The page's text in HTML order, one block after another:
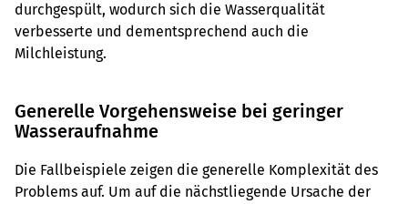
durchgespült, wodurch sich die Wasserqualität
verbesserte und dementsprechend auch die
Milchleistung.
Generelle Vorgehensweise bei geringer
Wasseraufnahme
Die Fallbeispiele zeigen die generelle Komplexität des
Pro­blems auf. Um auf die nächstliegende Ursache der